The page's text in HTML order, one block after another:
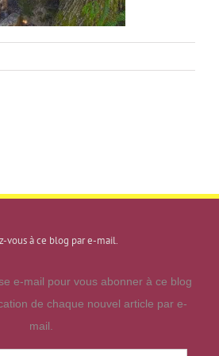
vous à ce blog par e-mail.
e-mail pour vous abonner à ce blog
de chaque nouvel article par e-
mail.